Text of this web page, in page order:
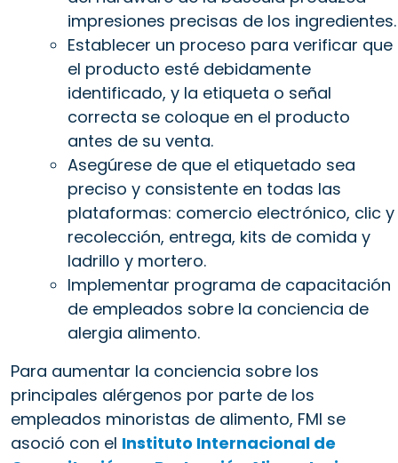
impresiones precisas de los ingredientes.
Establecer un proceso para verificar que
el producto esté debidamente
identificado, y la etiqueta o señal
correcta se coloque en el producto
antes de su venta.
Asegúrese de que el etiquetado sea
preciso y consistente en todas las
plataformas: comercio electrónico, clic y
recolección, entrega, kits de comida y
ladrillo y mortero.
Implementar programa de capacitación
de empleados sobre la conciencia de
alergia alimento.
Para aumentar la conciencia sobre los
principales alérgenos por parte de los
empleados minoristas de alimento, FMI se
asoció con el Instituto Internacional de